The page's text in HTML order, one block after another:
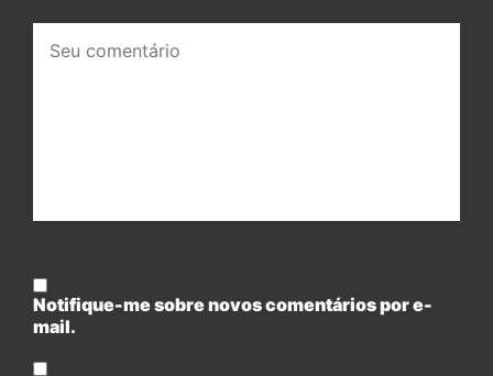
comentário:
Notifique-me sobre novos comentários por e-
mail.